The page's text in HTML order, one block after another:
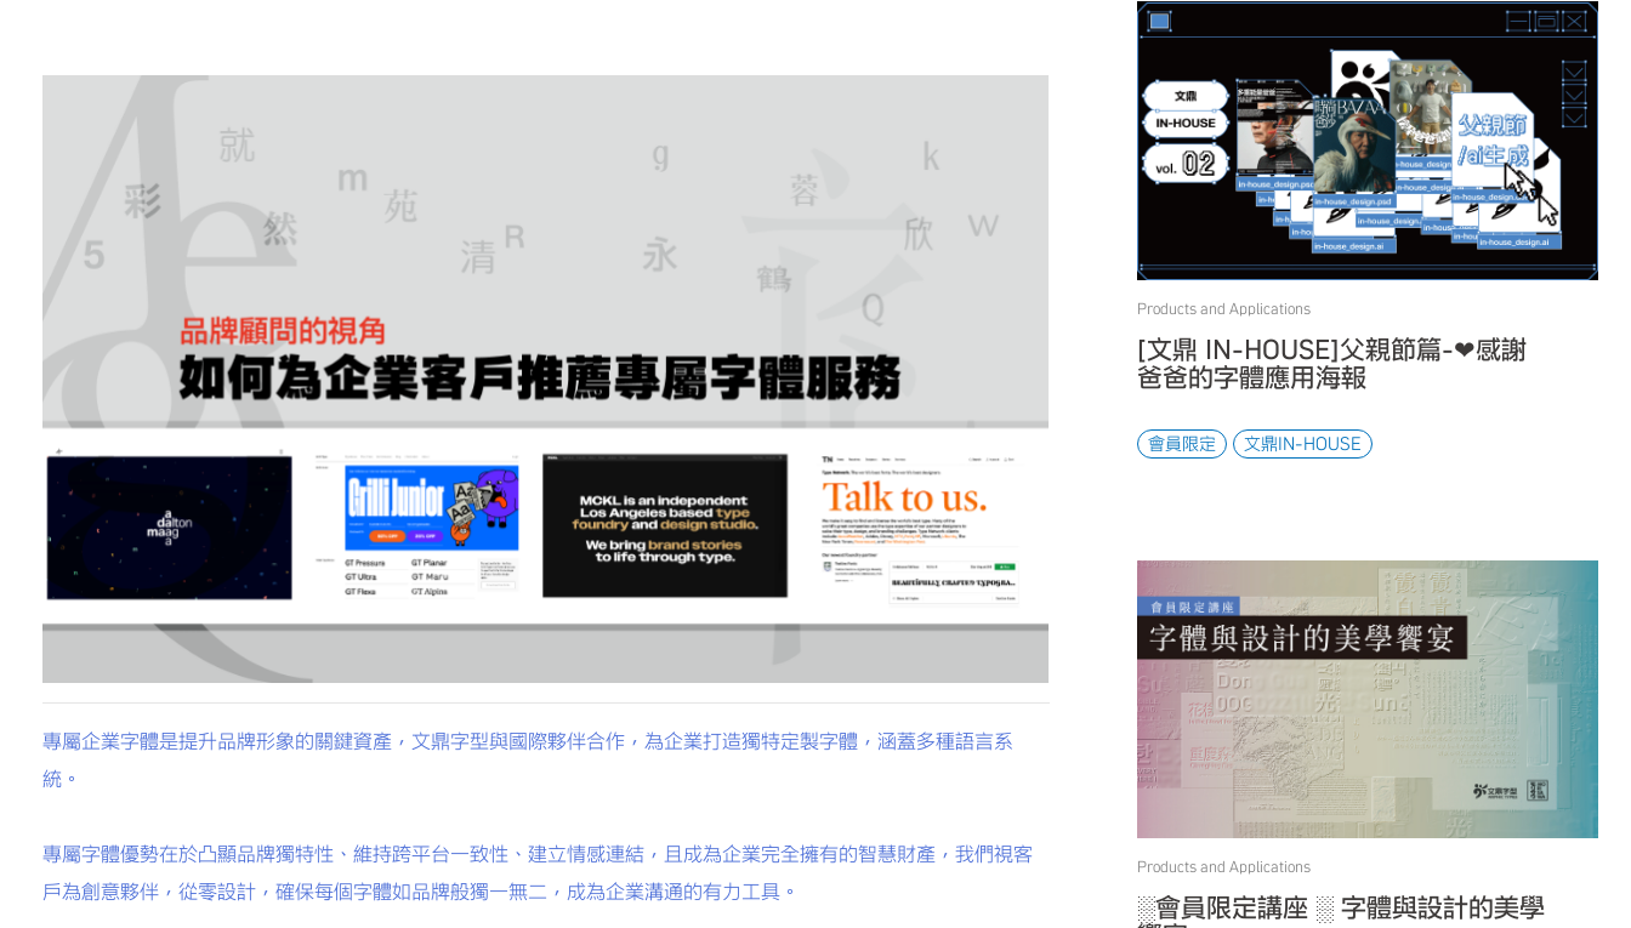
專屬企業字體是提升品牌形象的關鍵資產，文鼎字型與國際夥伴合作，為企業打造獨特定製字體，涵蓋多種語言系
統。
專屬字體優勢在於凸顯品牌獨特性、維持跨平台一致性、建立情感連結，且成為企業完全擁有的智慧財產，我們視客
戶為創意夥伴，從零設計，確保每個字體如品牌般獨一無二，成為企業溝通的有力工具。
Products and Applications
[文鼎 IN-HOUSE]父親節篇-❤感謝
爸爸的字體應用海報
會員限定 文鼎IN-HOUSE
Products and Applications
░會員限定講座 ░ 字體與設計的美學